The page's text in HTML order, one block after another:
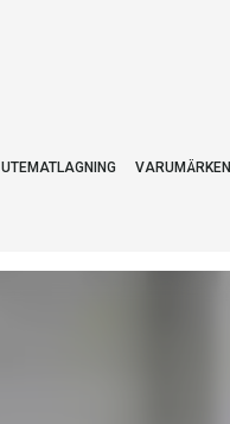
UTEMATLAGNING VARUMÄRKEN